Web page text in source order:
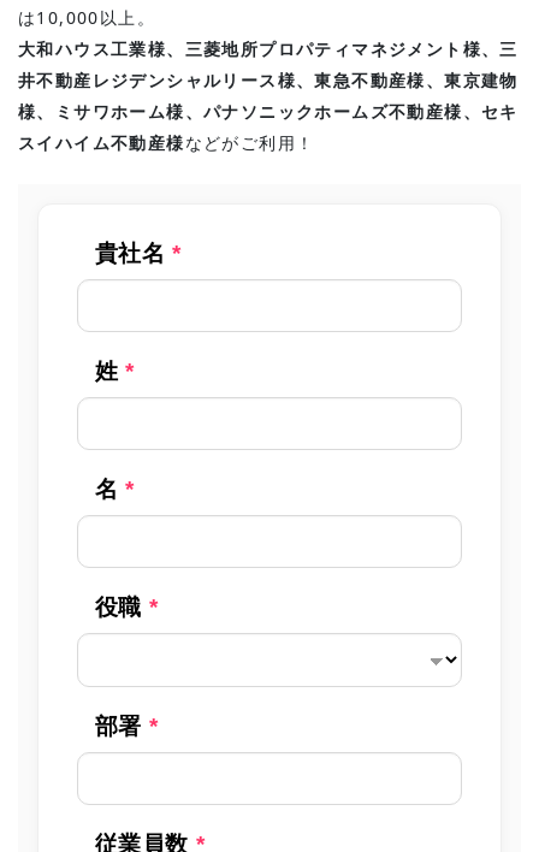
は10,000以上。
大和ハウス工業様、三菱地所プロパティマネジメント様、三
井不動産レジデンシャルリース様、東急不動産様、東京建物
様、ミサワホーム様、パナソニックホームズ不動産様、セキ
スイハイム不動産様などがご利用！